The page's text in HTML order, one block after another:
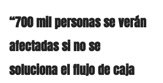
“700 mil personas se verán
afectadas si no se
soluciona el flujo de caja